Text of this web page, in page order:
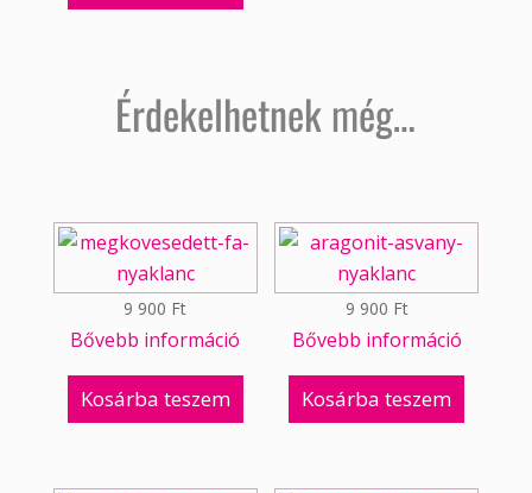
Érdekelhetnek még…
9 900 Ft
Bővebb információ
Kosárba teszem
9 900 Ft
Bővebb információ
Kosárba teszem